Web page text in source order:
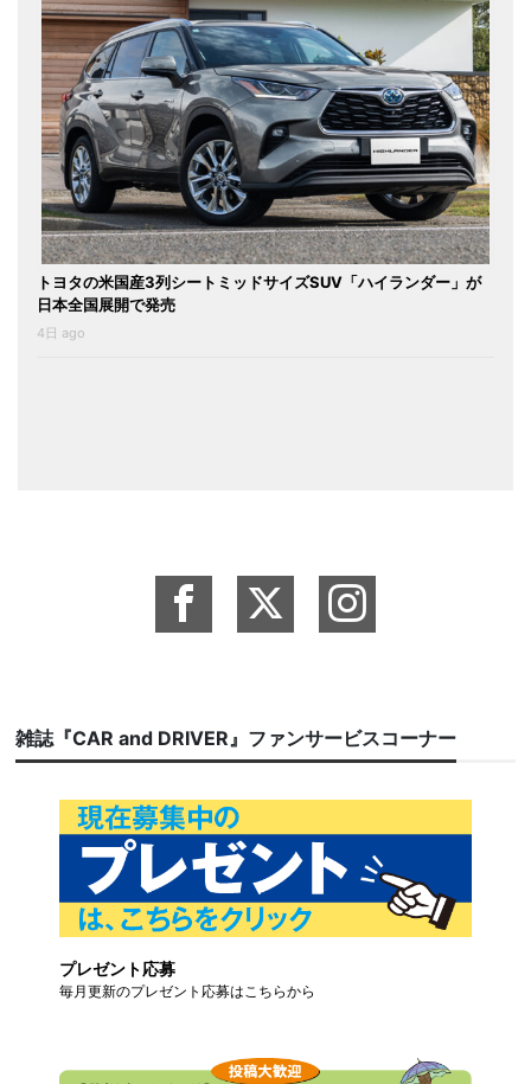
トヨタの米国産3列シートミッドサイズSUV「ハイランダー」が
日本全国展開で発売
4日 ago
雑誌『CAR and DRIVER』ファンサービスコーナー
プレゼント応募
毎月更新のプレゼント応募はこちらから